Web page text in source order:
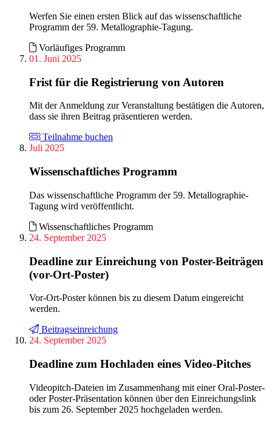
Werfen Sie einen ersten Blick auf das wissenschaftliche
Programm der 59. Metallographie-Tagung.
Vorläufiges Programm
01. Juni 2025
Frist für die Registrierung von Autoren
Mit der Anmeldung zur Veranstaltung bestätigen die Autoren,
dass sie ihren Beitrag präsentieren werden.
Teilnahme buchen
Juli 2025
Wissenschaftliches Programm
Das wissenschaftliche Programm der 59. Metallographie-
Tagung wird veröffentlicht.
Wissenschaftliches Programm
24. September 2025
Deadline zur Einreichung von Poster-Beiträgen
(vor-Ort-Poster)
Vor-Ort-Poster können bis zu diesem Datum eingereicht
werden.
Beitragseinreichung
24. September 2025
Deadline zum Hochladen eines Video-Pitches
Videopitch-Dateien im Zusammenhang mit einer Oral-Poster-
oder Poster-Präsentation können über den Einreichungslink
bis zum 26. September 2025 hochgeladen werden.